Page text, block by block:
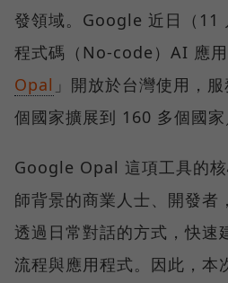
發領域。Google 近日（11
程式碼（No-code）AI 應
Opal 」開放於台灣使用，
個國家擴展到 160 多個國家
Google Opal 這項工具的
師背景的商業人士、開發者
透過日常對話的方式，快速
流程與應用程式。因此，本